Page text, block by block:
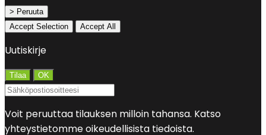
> Peruuta
Accept Selection
Accept All
Uutiskirje
Voit peruuttaa tilauksen milloin tahansa. Katso
yhteystietomme oikeudellisista tiedoista.